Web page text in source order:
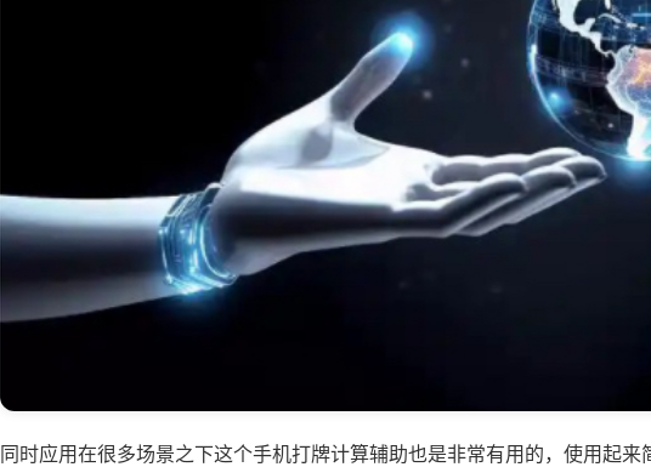
同时应用在很多场景之下这个手机打牌计算辅助也是非常有用的，使用起来